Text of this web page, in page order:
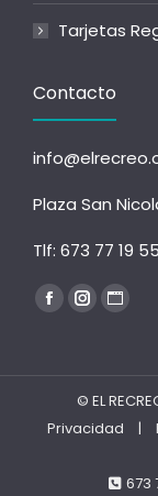
Tarjetas
Contacto
Plaza San
Tlf: 673 77 19 55
Encuéntranos
Facebook
abre
en
ventana
Instagram
abre
en
ventana
Sitio
se
abre
una
© EL
Privacidad
|
673